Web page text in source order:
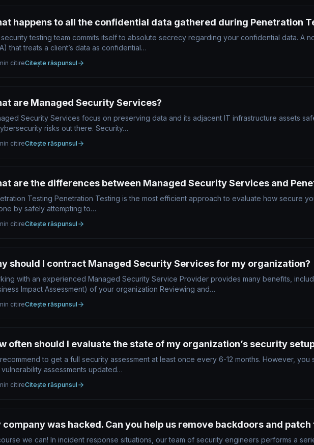
happens to all the confidential data gathered during Penetration
testing team commits itself to absolute secrecy regarding your confidential data. A
that treats a client’s data as confidential…
citireCitește răspunsul
are Managed Security Services?
Security Services focus on preserving data and its adjacent IT infrastructure assets
risks out there. Security…
citireCitește răspunsul
are the differences between Managed Security Services and
Testing Penetration Testing is the most efficient approach to evaluate how secure
by safely attempting to…
citireCitește răspunsul
should I contract Managed Security Services for my organization?
with an experienced Managed Security Service Provider provides many benefits,
Impact Assessment) of your organization Reviewing and…
citireCitește răspunsul
often should I evaluate the state of my organization’s security
to get a full security assessment at least once every 6-12 months. However,
assessments updated…
citireCitește răspunsul
company was hacked. Can you help us remove backdoors and patch
we can! In incident response situations, our team of security engineers performs a